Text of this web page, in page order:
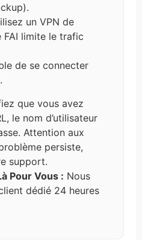
un VPN de
limite le trafic
de se connecter
que vous avez
le nom d’utilisateur
Attention aux
persiste,
support.
Pour Vous : Nous
dédié 24 heures